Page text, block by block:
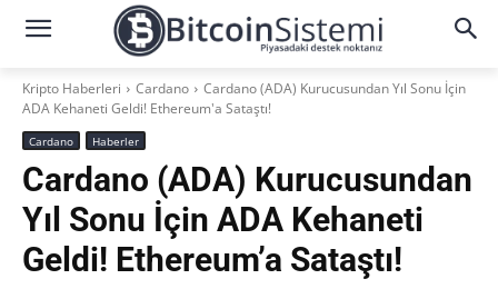
Kripto Haberleri Cardano
Cardano (ADA) Kurucusundan Yıl Sonu İçin
ADA Kehaneti Geldi! Ethereum'a Sataştı!
Cardano Haberler
Cardano (ADA) Kurucusundan
Yıl Sonu İçin ADA Kehaneti
Geldi! Ethereum’a Sataştı!